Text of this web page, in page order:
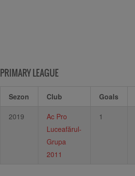
PRIMARY LEAGUE
Sezon Club Goals
2019
Ac Pro
Luceafărul-
Grupa
2011
1